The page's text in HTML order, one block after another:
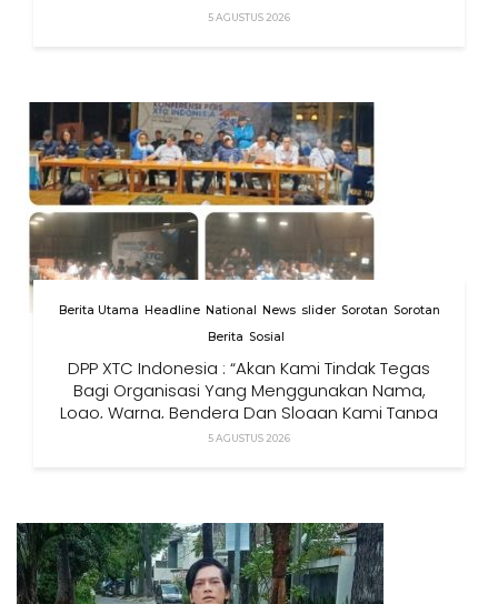
5 AGUSTUS 2026
Berita Utama Headline National News slider Sorotan Sorotan
Berita Sosial
DPP XTC Indonesia : “Akan Kami Tindak Tegas
Bagi Organisasi Yang Menggunakan Nama,
Logo, Warna, Bendera Dan Slogan Kami Tanpa
Izin”
5 AGUSTUS 2026